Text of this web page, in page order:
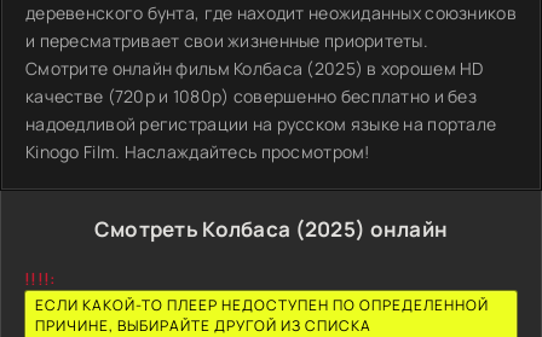
деревенского бунта, где находит неожиданных союзников
и пересматривает свои жизненные приоритеты.
Смотрите онлайн фильм Колбаса (2025) в хорошем HD
качестве (720p и 1080p) совершенно бесплатно и без
надоедливой регистрации на русском языке на портале
Kinogo Film. Наслаждайтесь просмотром!
Смотреть Колбаса (2025) онлайн
!!!!:
ЕСЛИ КАКОЙ-ТО ПЛЕЕР НЕДОСТУПЕН ПО ОПРЕДЕЛЕННОЙ
ПРИЧИНЕ, ВЫБИРАЙТЕ ДРУГОЙ ИЗ СПИСКА